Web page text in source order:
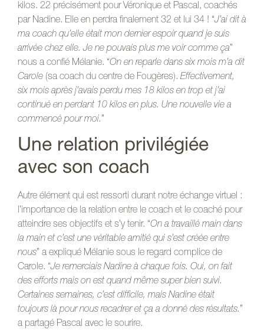
kilos. 22 précisément pour Véronique et Pascal, coachés
par Nadine. Elle en perdra finalement 32 et lui 34 ! “J’ai dit à
ma coach qu’elle était mon dernier espoir quand je suis
arrivée chez elle. Je ne pouvais plus me voir comme ça”
nous a confié Mélanie. “On en reparle dans six mois m’a dit
Carole (sa coach du centre de Fougères). Effectivement,
six mois après j’avais perdu mes 18 kilos en trop et j’ai
continué en perdant 10 kilos en plus. Une nouvelle vie a
commencé pour moi.”
Une relation privilégiée
avec son coach
Autre élément qui est ressorti durant notre échange virtuel :
l’importance de la relation entre le coach et le coaché pour
atteindre ses objectifs et s’y tenir. “On a travaillé main dans
la main et c’est une véritable amitié qui s’est créée entre
nous” a expliqué Mélanie sous le regard complice de
Carole. “Je remerciais Nadine à chaque fois. Oui, on fait
des efforts mais on est quand même super bien suivi.
Certaines semaines, c’est difficile, mais Nadine était
toujours là pour nous recadrer et ça a donné des résultats.”
a partagé Pascal avec le sourire.